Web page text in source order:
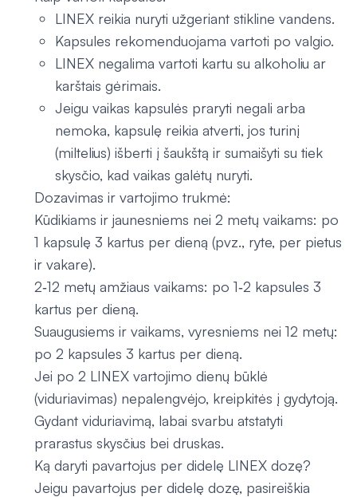
LINEX reikia nuryti užgeriant stikline vandens.
Kapsules rekomenduojama vartoti po valgio.
LINEX negalima vartoti kartu su alkoholiu ar
karštais gėrimais.
Jeigu vaikas kapsulės praryti negali arba
nemoka, kapsulę reikia atverti, jos turinį
(miltelius) išberti į šaukštą ir sumaišyti su tiek
skysčio, kad vaikas galėtų nuryti.
Dozavimas ir vartojimo trukmė:
Kūdikiams ir jaunesniems nei 2 metų vaikams: po
1 kapsulę 3 kartus per dieną (pvz., ryte, per pietus
ir vakare).
2‑12 metų amžiaus vaikams: po 1‑2 kapsules 3
kartus per dieną.
Suaugusiems ir vaikams, vyresniems nei 12 metų:
po 2 kapsules 3 kartus per dieną.
Jei po 2 LINEX vartojimo dienų būklė
(viduriavimas) nepalengvėjo, kreipkitės į gydytoją.
Gydant viduriavimą, labai svarbu atstatyti
prarastus skysčius bei druskas.
Ką daryti pavartojus per didelę LINEX dozę?
Jeigu pavartojus per didelę dozę, pasireiškia